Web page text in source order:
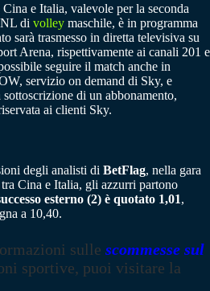
e Italia, valevole per la seconda
di volley maschile, è in programma
sarà trasmesso in diretta televisiva su
Arena, rispettivamente ai canali 201 e
seguire il match anche in
servizio on demand di Sky, e
sottoscrizione di un abbonamento,
ai clienti Sky.
degli analisti di BetFlag, nella gara
Cina e Italia, gli azzurri partono
esterno (2) è quotato 1,01,
a 10,40.
sulle scommesse sul
sportive, puoi visitare la